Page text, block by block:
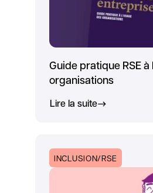
Guide pratique RSE à
organisations
Lire la suite
INCLUSION/RSE